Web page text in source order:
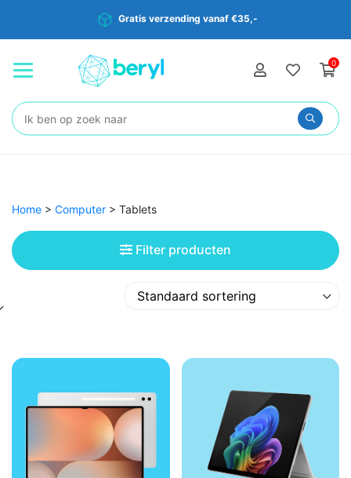
Gratis verzending vanaf €35,-
0
Zoeken:
Home > Computer > Tablets
Filter producten